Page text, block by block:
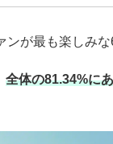
ンが最も楽しみ
全体の81.34%に